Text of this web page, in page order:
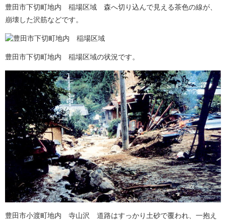
豊田市下切町地内 稲場区域 森へ切り込んで見える茶色の線が、
崩壊した沢筋などです。
豊田市下切町地内 稲場区域の状況です。
豊田市小渡町地内 寺山沢 道路はすっかり土砂で覆われ、一抱え